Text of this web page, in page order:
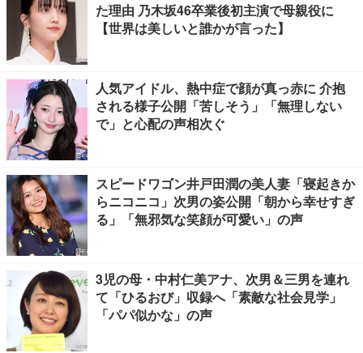
た理由 乃木坂46卒業後初主演で母親役に
【世界は美しいと誰かが言った】
人気アイドル、熱中症で顔が真っ赤に 介抱
される様子公開「苦しそう」「無理しない
で」と心配の声相次ぐ
スピードワゴン井戸田潤の美人妻「寝起きか
らニコニコ」次男の姿公開「朝から幸せすぎ
る」「無邪気な笑顔が可愛い」の声
3児の母・中村仁美アナ、次男＆三男を連れ
て「ひるおび」収録へ「素敵な社会見学」
「パパ似かな」の声